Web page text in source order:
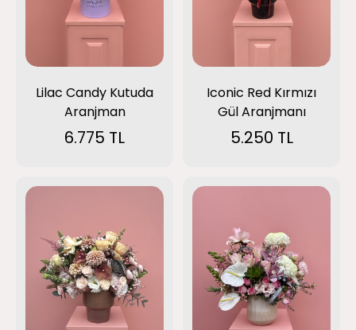
Lilac Candy Kutuda
Aranjman
6.775 TL
Iconic Red Kırmızı
Gül Aranjmanı
5.250 TL